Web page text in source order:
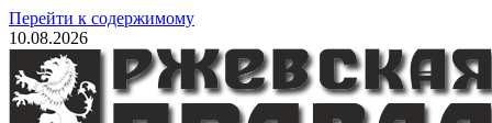
Перейти к содержимому
10.08.2026